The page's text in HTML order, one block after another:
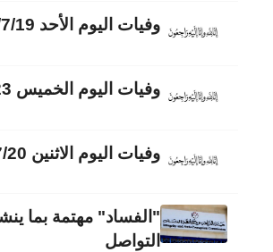
وفيات اليوم الأحد 2026/7/19
وفيات اليوم الخميس 2026/7/23
وفيات اليوم الاثنين 2026/7/20
"الفساد" مهتمة بما
التواصل